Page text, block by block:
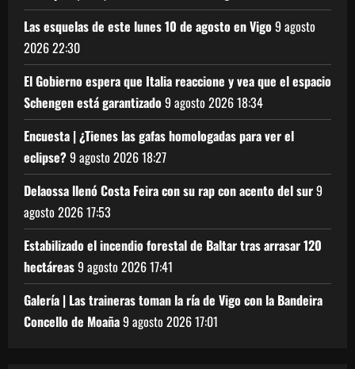
Las esquelas de este lunes 10 de agosto en Vigo9 agosto
202622:30
El Gobierno espera que Italia reaccione y vea que el espacio
Schengen está garantizado9 agosto 202618:34
Encuesta | ¿Tienes las gafas homologadas para ver el
eclipse?9 agosto 202618:27
Delaossa llenó Costa Feira con su rap con acento del sur9
agosto 202617:53
Estabilizado el incendio forestal de Baltar tras arrasar 120
hectáreas9 agosto 202617:41
Galería | Las traineras toman la ría de Vigo con la Bandeira
Concello de Moaña9 agosto 202617:01